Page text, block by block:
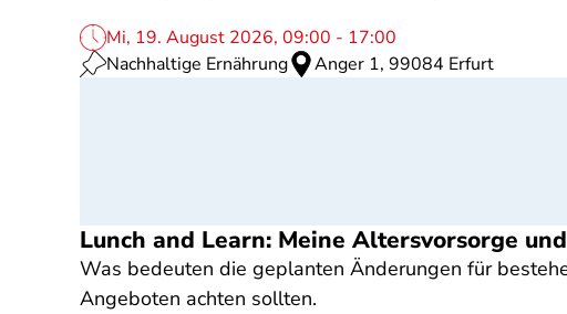
Mi, 19. August 2026, 09:00 - 17:00
Nachhaltige Ernährung
Anger 1, 99084 Erfurt
Lunch and Learn: Meine Altersvorsorge
Was bedeuten die geplanten Änderungen für
Angeboten achten sollten.